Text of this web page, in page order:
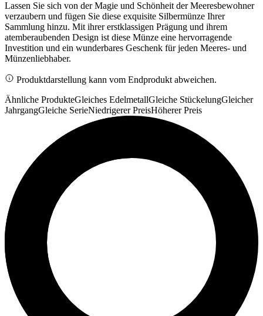
Lassen Sie sich von der Magie und Schönheit der Meeresbewohner
verzaubern und fügen Sie diese exquisite Silbermünze Ihrer
Sammlung hinzu. Mit ihrer erstklassigen Prägung und ihrem
atemberaubenden Design ist diese Münze eine hervorragende
Investition und ein wunderbares Geschenk für jeden Meeres- und
Münzenliebhaber.
Produktdarstellung kann vom Endprodukt abweichen.
Ähnliche ProdukteGleiches EdelmetallGleiche StückelungGleicher
JahrgangGleiche SerieNiedrigerer PreisHöherer Preis